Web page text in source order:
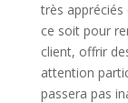
très
ce soit pour
client, offrir
attention
passera pas